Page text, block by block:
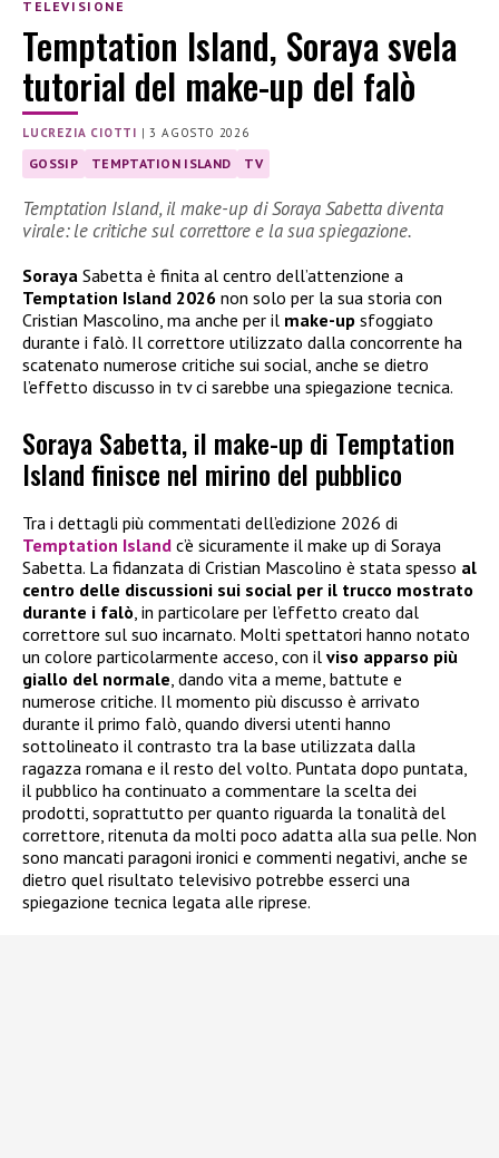
TELEVISIONE
Temptation Island, Soraya svela
tutorial del make-up del falò
LUCREZIA CIOTTI |3 AGOSTO 2026
GOSSIP TEMPTATION ISLAND TV
Temptation Island, il make-up di Soraya Sabetta diventa
virale: le critiche sul correttore e la sua spiegazione.
Soraya Sabetta è finita al centro dell’attenzione a
Temptation Island 2026 non solo per la sua storia con
Cristian Mascolino, ma anche per il make-up sfoggiato
durante i falò. Il correttore utilizzato dalla concorrente ha
scatenato numerose critiche sui social, anche se dietro
l’effetto discusso in tv ci sarebbe una spiegazione tecnica.
Soraya Sabetta, il make-up di Temptation
Island finisce nel mirino del pubblico
Tra i dettagli più commentati dell’edizione 2026 di
Temptation Island c’è sicuramente il make up di Soraya
Sabetta. La fidanzata di Cristian Mascolino è stata spesso al
centro delle discussioni sui social per il trucco mostrato
durante i falò, in particolare per l’effetto creato dal
correttore sul suo incarnato. Molti spettatori hanno notato
un colore particolarmente acceso, con il viso apparso più
giallo del normale, dando vita a meme, battute e
numerose critiche. Il momento più discusso è arrivato
durante il primo falò, quando diversi utenti hanno
sottolineato il contrasto tra la base utilizzata dalla
ragazza romana e il resto del volto. Puntata dopo puntata,
il pubblico ha continuato a commentare la scelta dei
prodotti, soprattutto per quanto riguarda la tonalità del
correttore, ritenuta da molti poco adatta alla sua pelle. Non
sono mancati paragoni ironici e commenti negativi, anche se
dietro quel risultato televisivo potrebbe esserci una
spiegazione tecnica legata alle riprese.